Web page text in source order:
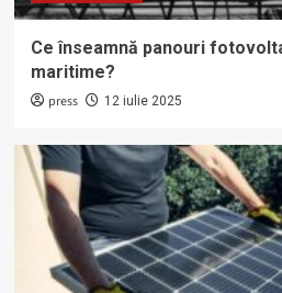
Ce înseamnă panouri
maritime?
press 12 iulie 2025